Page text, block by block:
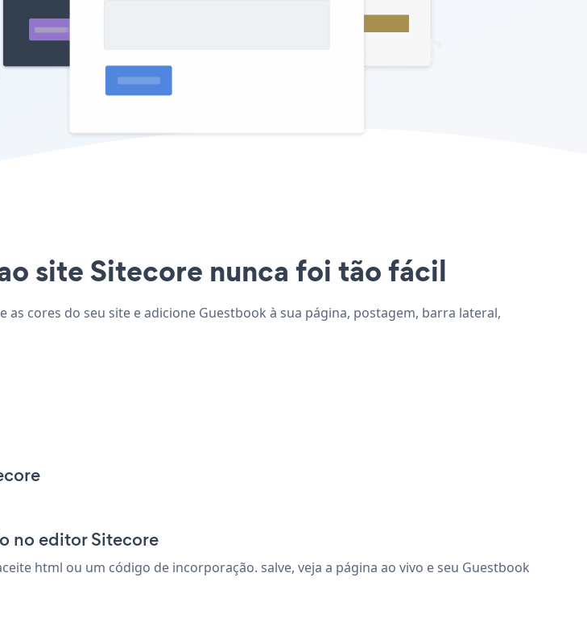
site Sitecore nunca foi tão fácil
cores do seu site e adicione Guestbook à sua página, postagem, barra lateral,
no editor Sitecore
html ou um código de incorporação. salve, veja a página ao vivo e seu Guestbook